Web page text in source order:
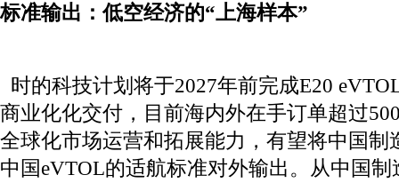
标准输出：低空经济的“上海样本”
时的科技计划将于2027年前完成E20
商业化化交付，目前海内外在手订单超过
全球化市场运营和拓展能力，有望将中国制
中国eVTOL的适航标准对外输出。从中国